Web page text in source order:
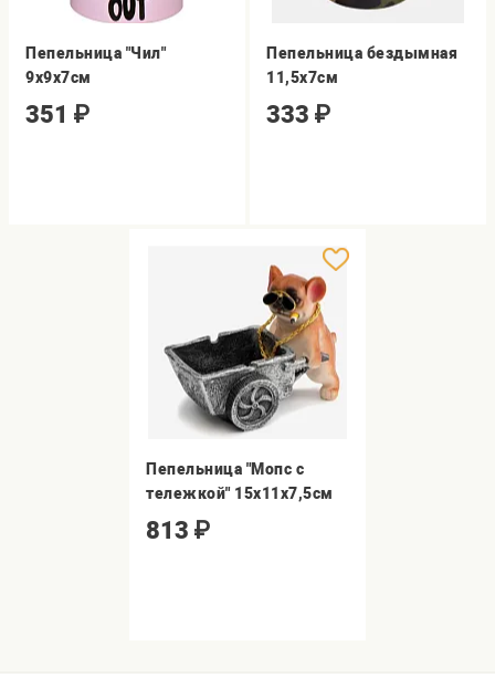
Пепельница "Чил"
9х9х7см
351 ₽
Пепельница бездымная
11,5х7см
333 ₽
Пепельница "Мопс с
тележкой" 15х11х7,5см
813 ₽